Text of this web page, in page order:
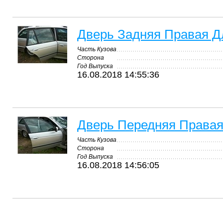
Дверь Задняя Правая
Часть Кузова
Сторона
Год Выпуска
16.08.2018 14:55:36
Дверь Передняя
Часть Кузова
Сторона
Год Выпуска
16.08.2018 14:56:05